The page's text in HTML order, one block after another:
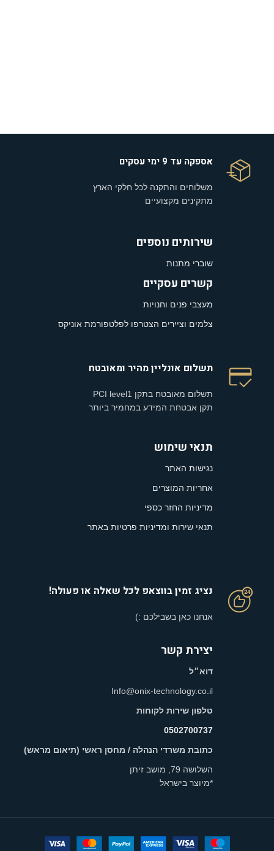
אספקה עד 9 ימי עסקים
משלוחים והתקנה לכל חלקי הארץ
מתקינים מקצועיים
שירותים נוספים
שוברי מתנות
קשרים עסקיים
מעצבי פנים וחנויות
צלמים וציירים הצטרפו לפלטפורמת אוניקס
תשלום אונליין מהיר ומאובטח
תשלום מאובטח בתקן PCI level1
תקן אבטחת המידע במחמיר ביותר
תנאי שימוש
נגישות האתר
אחריות המוצרים
מדיניות החזר כספי
תנאי שירות ומדיניות פרטיות באתר
נציג זמין בווצאפ לכל שאלה או פעולה!
אנחנו כאן בשבילכם :)
יצירת קשר
דוא״ל
Info@onix-technology.co.il
טלפון שירות לקוחות
0502700737
כתובת משרדי הנהלה / מחסן ראשי (תיאום מראש)
השלושה 79, מושב זיתן
*מיוצר בישראל